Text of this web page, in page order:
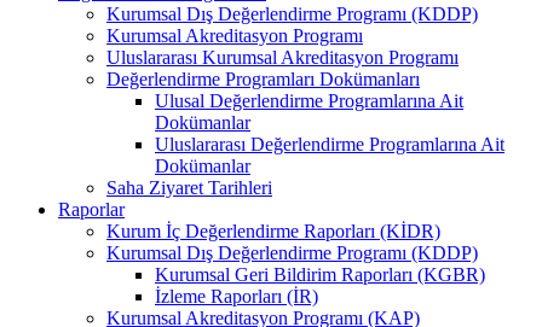
Kurumsal Dış Değerlendirme Programı (KDDP)
Kurumsal Akreditasyon Programı
Uluslararası Kurumsal Akreditasyon Programı
Değerlendirme Programları Dokümanları
Ulusal Değerlendirme Programlarına Ait
Dokümanlar
Uluslararası Değerlendirme Programlarına Ait
Dokümanlar
Saha Ziyaret Tarihleri
Raporlar
Kurum İç Değerlendirme Raporları (KİDR)
Kurumsal Dış Değerlendirme Programı (KDDP)
Kurumsal Geri Bildirim Raporları (KGBR)
İzleme Raporları (İR)
Kurumsal Akreditasyon Programı (KAP)